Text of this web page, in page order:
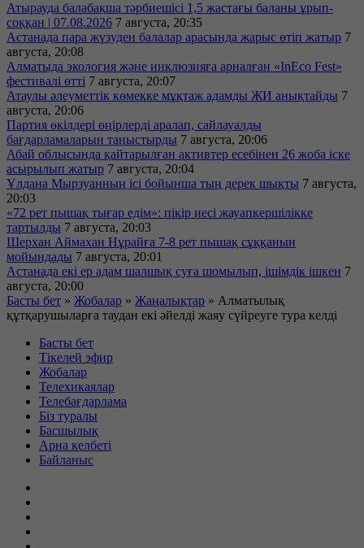
Атырауда балабақша тәрбиешісі 1,5 жастағы баланы ұрып-
соққан | 07.08.2026 7 августа, 20:35
Астанада пара жүзуден балалар арасында жарыс өтіп жатыр 7
августа, 20:08
Алматыда экология және инклюзияға арналған «InEco Fest»
фестивалі өтті 7 августа, 20:07
Атаулы әлеуметтік көмекке мұқтаж адамды ЖИ анықтайды 7
августа, 20:06
Партия өкілдері өңірлерді аралап, сайлауалды
бағдарламаларын таныстырды 7 августа, 20:06
Абай облысында қайтарылған активтер есебінен 26 жоба іске
асырылып жатыр 7 августа, 20:04
Ұлдана Мырзуанның ісі бойынша тың дерек шықты 7 августа,
20:03
«72 рет пышақ тығар едім»: пікір иесі жауапкершілікке
тартылды 7 августа, 20:03
Шерхан Аймахан Нұрайға 7-8 рет пышақ сұққанын
мойындады 7 августа, 20:01
Астанада екі ер адам шалшық суға шомылып, ішімдік ішкен 7
августа, 20:00
Басты бет » Жобалар » Жаңалықтар » Алматылық
құтқарушыларға таудан екі әйелді жаяу сүйреуге тура келді
Басты бет
Тікелей эфир
Жобалар
Телехикаялар
Телебағдарлама
Біз туралы
Басшылық
Арна келбеті
Байланыс